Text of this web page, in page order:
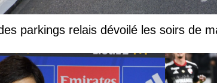
parkings relais dévoilé les soirs de